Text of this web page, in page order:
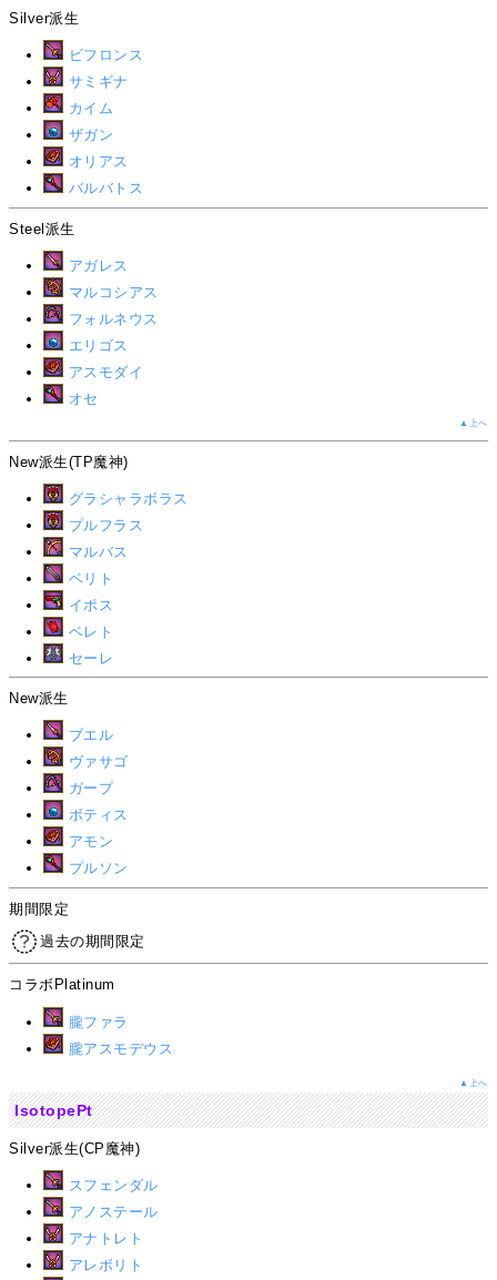
Silver派生
ビフロンス
サミギナ
カイム
ザガン
オリアス
バルバトス
Steel派生
アガレス
マルコシアス
フォルネウス
エリゴス
アスモダイ
オセ
▲上へ
New派生(TP魔神)
グラシャラボラス
プルフラス
マルバス
ベリト
イポス
ベレト
セーレ
New派生
ブエル
ヴァサゴ
ガープ
ボティス
アモン
プルソン
期間限定
過去の期間限定
コラボPlatinum
朧ファラ
朧アスモデウス
▲上へ
IsotopePt
Silver派生(CP魔神)
スフェンダル
アノステール
アナトレト
アレボリト